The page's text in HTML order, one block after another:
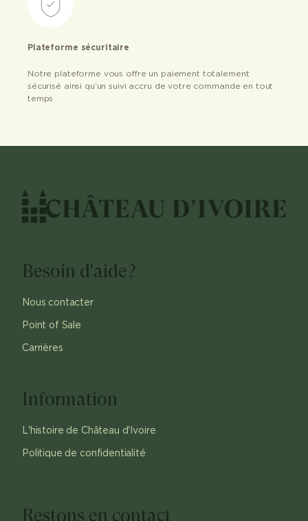
Plateforme sécuritaire
Notre plateforme vous offre un paiement totalement
sécurisé ainsi qu’un suivi accru de votre commande en tout
temps
Besoin d'aide?
Nous contacter
Point of Sale
Carrières
Information
L'histoire de Château d'Ivoire
Politique de confidentialité
Restons en contact